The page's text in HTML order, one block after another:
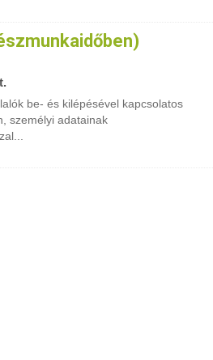
be- és kilépésével kapcsolatos
személyi adatainak